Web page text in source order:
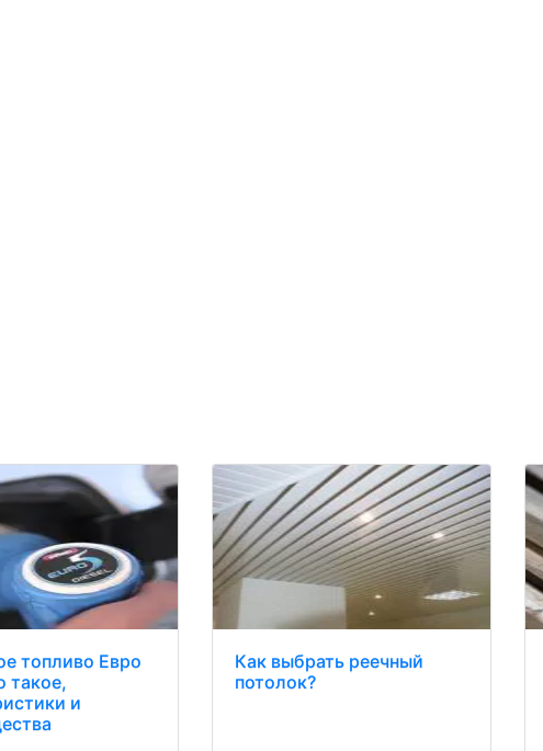
топливо Евро
такое,
и
Как выбрать реечный
потолок?